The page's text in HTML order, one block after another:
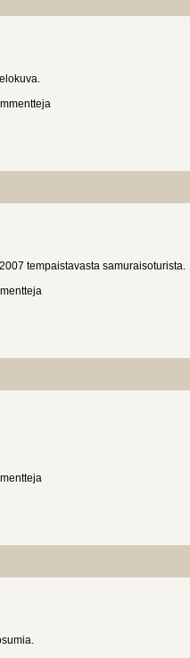
tempaistavasta samuraisoturista.